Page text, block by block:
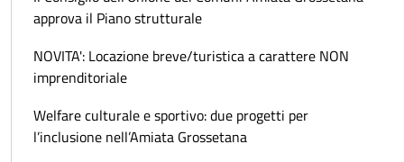
approva il Piano strutturale
NOVITA': Locazione breve/turistica a carattere NON
imprenditoriale
Welfare culturale e sportivo: due progetti per
l’inclusione nell’Amiata Grossetana